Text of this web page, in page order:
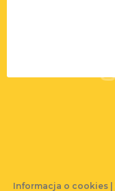
Informacja o cookies